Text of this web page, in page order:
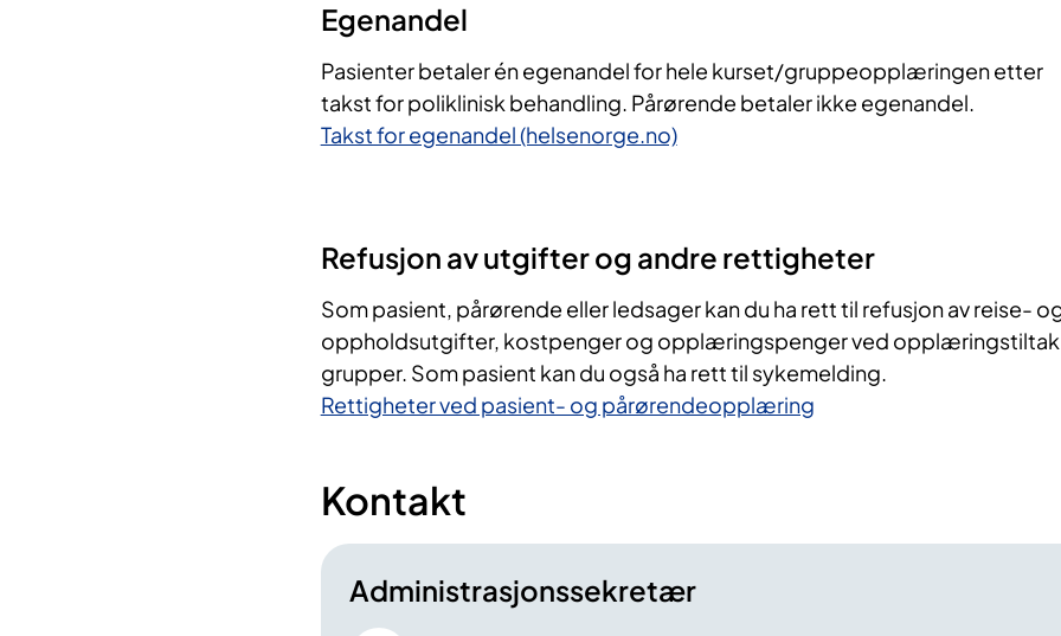
​Egenandel
Pasienter betaler én egenandel for hele kurset/gruppeopplæringen etter
takst for poliklinisk behandling. Pårørende betaler ikke egenandel.
Takst for egenandel (helsenorge.no)
Refusjon av utgifter og andre rettigheter
Som pasient, pårørende eller ledsager kan du ha rett til refusjon av reise-
oppholdsutgifter, kostpenger og opplæringspenger ved opplæringstiltak
grupper.​ Som pasient kan du også ha rett til sykemelding.
Rettigheter ved pasient- og pårørendeopplæring
Kontakt
Administrasjonssekretær